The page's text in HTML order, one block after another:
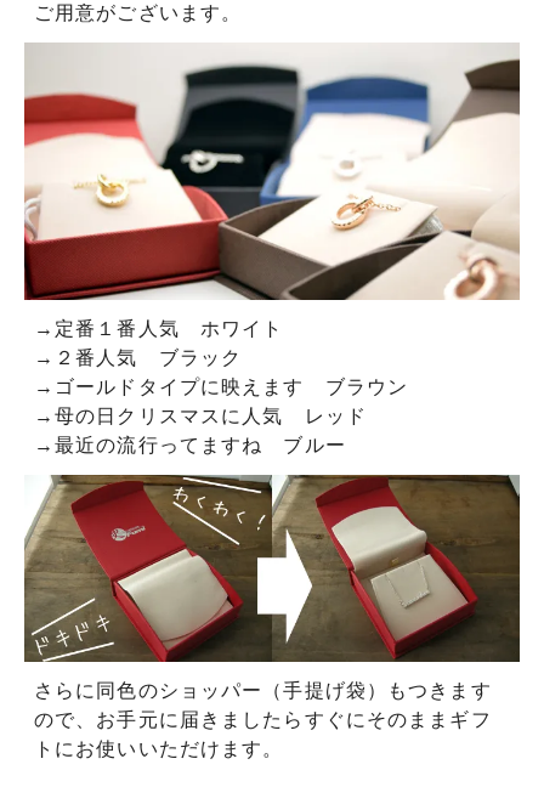
ご用意がございます。
→定番１番人気 ホワイト
→２番人気 ブラック
→ゴールドタイプに映えます ブラウン
→母の日クリスマスに人気 レッド
→最近の流行ってますね ブルー
さらに同色のショッパー（手提げ袋）もつきます
ので、お手元に届きましたらすぐにそのままギフ
トにお使いいただけます。